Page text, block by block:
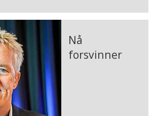
Nå
forsvinner